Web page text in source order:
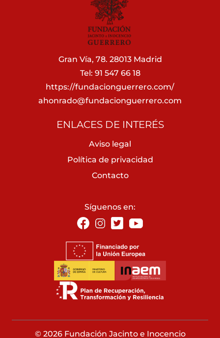
Gran Vía, 78. 28013 Madrid
Tel: 91 547 66 18
https://fundacionguerrero.com/
ahonrado@fundacionguerrero.com
ENLACES DE INTERÉS
Aviso legal
Política de privacidad
Contacto
Síguenos en:
© 2026 Fundación Jacinto e Inocencio